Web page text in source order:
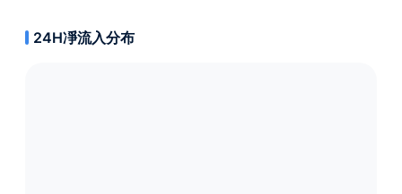
24H凈流入分布